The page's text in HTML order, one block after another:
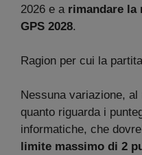
2026 e a rimandare la
GPS 2028.
Ragion per cui la
Nessuna variazione,
quanto riguarda i
informatiche, che
limite massimo di 2